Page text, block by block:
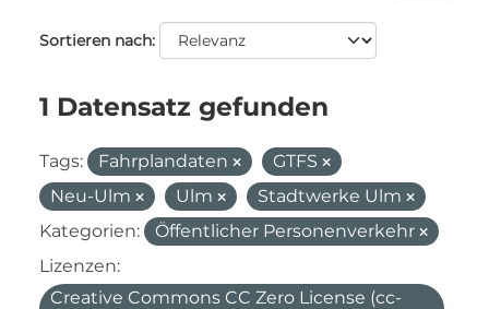
Sortieren nach
1 Datensatz gefunden
Tags: Fahrplandaten
GTFS
Neu-Ulm
Ulm
Stadtwerke Ulm
Kategorien:
Öffentlicher Personenverkehr
Lizenzen:
Creative Commons CC Zero License (cc-